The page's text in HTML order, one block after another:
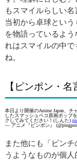
もスマイルらしい
当初から卓球とい
を物語っているよ
れはスマイルの中
ね。
【ピンポン・
本日より開催のAnime Japan、
したスマッシュペコ原画ポップ
クしてみてください！(しんた)
— アニメ『ピンポン』
また他にも「ピン
うようなものが個